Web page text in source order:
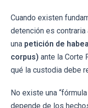
Cuando existen
detención es contraria
una petición de
corpus) ante la Corte
qué la custodia debe
No existe una
depende de los